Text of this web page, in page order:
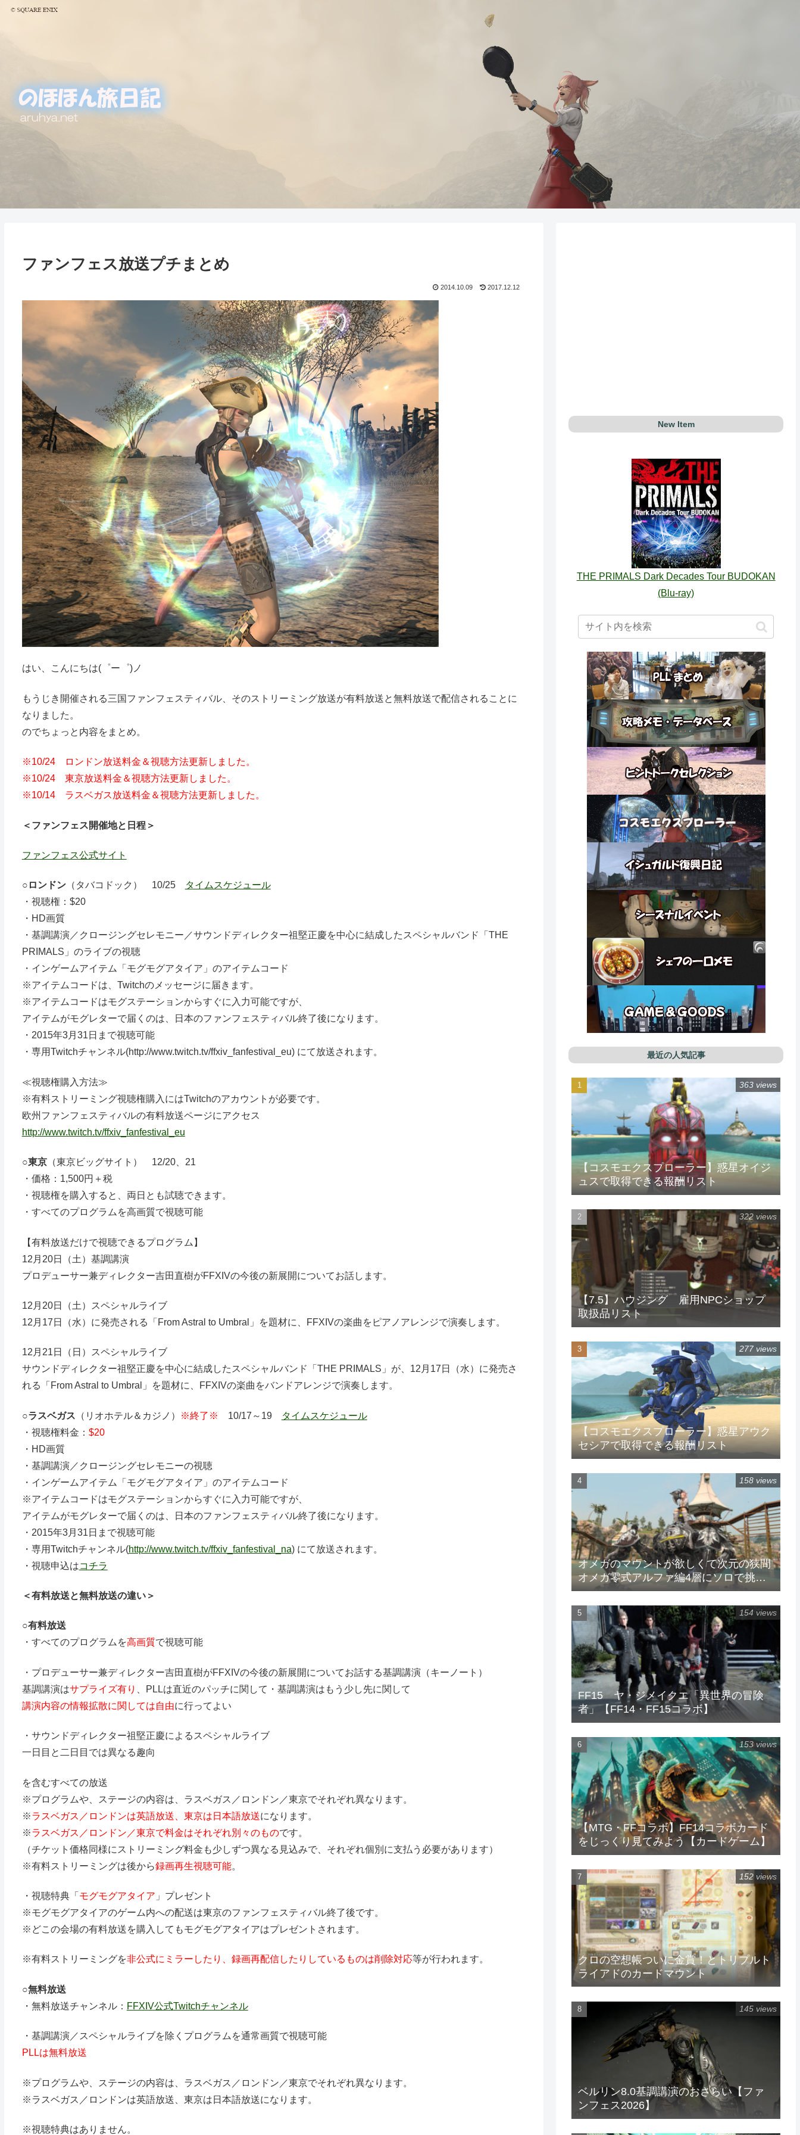
ファンフェス放送プチまとめ
2014.10.09 2017.12.12
はい、こんにちは(゜ー゜)ノ
もうじき開催される三国ファンフェスティバル、そのストリーミング放送が有料放送と無料放送で配信されることに
なりました。
のでちょっと内容をまとめ。
※10/24 ロンドン放送料金＆視聴方法更新しました。
※10/24 東京放送料金＆視聴方法更新しました。
※10/14 ラスベガス放送料金＆視聴方法更新しました。
＜ファンフェス開催地と日程＞
ファンフェス公式サイト
○ ロンドン（タバコドック） 10/25
タイムスケジュール
・視聴権：$20
・HD画質
・基調講演／クロージングセレモニー／サウンドディレクター祖堅正慶を中心に結成したスペシャルバンド「THE
PRIMALS」のライブの視聴
・インゲームアイテム「モグモグアタイア」のアイテムコード
※アイテムコードは、Twitchのメッセージに届きます。
※アイテムコードはモグステーションからすぐに入力可能ですが、
アイテムがモグレターで届くのは、日本のファンフェスティバル終了後になります。
・2015年3月31日まで視聴可能
・専用Twitchチャンネル(http://www.twitch.tv/ffxiv_fanfestival_eu) にて放送されます。
≪視聴権購入方法≫
※有料ストリーミング視聴権購入にはTwitchのアカウントが必要です。
欧州ファンフェスティバルの有料放送ページにアクセス
http://www.twitch.tv/ffxiv_fanfestival_eu
○東京（東京ビッグサイト） 12/20、21
・価格：1,500円＋税
・視聴権を購入すると、両日とも試聴できます。
・すべてのプログラムを高画質で視聴可能
【有料放送だけで視聴できるプログラム】
12月20日（土）基調講演
プロデューサー兼ディレクター吉田直樹がFFXIVの今後の新展開についてお話します。
12月20日（土）スペシャルライブ
12月17日（水）に発売される「From Astral to Umbral」を題材に、FFXIVの楽曲をピアノアレンジで演奏します。
12月21日（日）スペシャルライブ
サウンドディレクター祖堅正慶を中心に結成したスペシャルバンド「THE PRIMALS」が、12月17日（水）に発売さ
れる「From Astral to Umbral」を題材に、FFXIVの楽曲をバンドアレンジで演奏します。
○ラスベガス （リオホテル＆カジノ） ※終了※ 10/17～19
タイムスケジュール
・視聴権料金： $20
・HD画質
・基調講演／クロージングセレモニーの視聴
・インゲームアイテム「モグモグアタイア」のアイテムコード
※アイテムコードはモグステーションからすぐに入力可能ですが、
アイテムがモグレターで届くのは、日本のファンフェスティバル終了後になります。
・2015年3月31日まで視聴可能
・専用Twitchチャンネル(http://www.twitch.tv/ffxiv_fanfestival_na) にて放送されます。
・視聴申込はコチラ
＜有料放送と無料放送の違い＞
○有料放送
・すべてのプログラムを高画質で視聴可能
・プロデューサー兼ディレクター吉田直樹がFFXIVの今後の新展開についてお話する基調講演（キーノート）
基調講演はサプライズ有り
、PLLは直近のパッチに関して・基調講演はもう少し先に関して
講演内容の情報拡散に関しては自由に行ってよい
・サウンドディレクター祖堅正慶によるスペシャルライブ
一日目と二日目では異なる趣向
を含むすべての放送
※プログラムや、ステージの内容は、ラスベガス／ロンドン／東京でそれぞれ異なります。
※ラスベガス／ロンドンは英語放送、東京は日本語放送になります。
※ラスベガス／ロンドン／東京で料金はそれぞれ別々のものです。
（チケット価格同様にストリーミング料金も少しずつ異なる見込みで、それぞれ個別に支払う必要があります）
※有料ストリーミングは後から録画再生視聴可能。
・視聴特典「 モグモグアタイア 」プレゼント
※モグモグアタイアのゲーム内への配送は東京のファンフェスティバル終了後です。
※どこの会場の有料放送を購入してもモグモグアタイアはプレゼントされます。
※有料ストリーミングを非公式にミラーしたり、録画再配信したりしているものは削除対応等が行われます。
○無料放送
・無料放送チャンネル： FFXIV公式Twitchチャンネル
・基調講演／スペシャルライブを除くプログラムを通常画質で視聴可能
PLLは無料放送
※プログラムや、ステージの内容は、ラスベガス／ロンドン／東京でそれぞれ異なります。
※ラスベガス／ロンドンは英語放送、東京は日本語放送になります。
※視聴特典はありません。
New Item
THE PRIMALS Dark Decades Tour BUDOKAN
(Blu-ray)
最近の人気記事
【コスモエクスプローラー】惑星オイジ
ュスで取得できる報酬リスト
363 views
【7.5】ハウジング 雇用NPCショップ
取扱品リスト
322 views
【コスモエクスプローラー】惑星アウク
セシアで取得できる報酬リスト
277 views
オメガのマウントが欲しくて次元の狭間
オメガ零式アルファ編4層にソロで挑戦
してみた
158 views
FF15 ヤ・ジメイクエ「異世界の冒険
者」【FF14・FF15コラボ】
154 views
【MTG・FFコラボ】FF14コラボカード
をじっくり見てみよう【カードゲーム】
153 views
クロの空想帳ついに金賞！とトリプルト
ライアドのカードマウント
152 views
ベルリン8.0基調講演のおさらい【ファ
ンフェス2026】
145 views